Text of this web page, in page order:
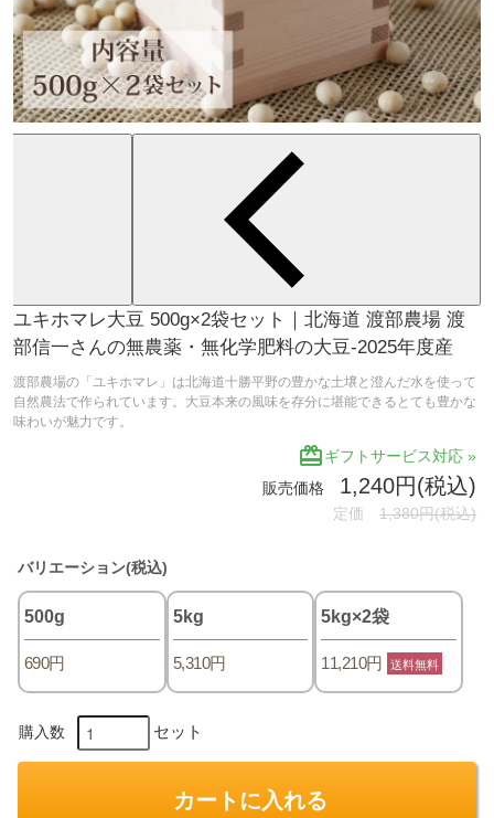
ユキホマレ大豆 500g×2袋セット｜北海道 渡部農場 渡
部信一さんの無農薬・無化学肥料の大豆-2025年度産
渡部農場の「ユキホマレ」は北海道十勝平野の豊かな土壌と澄んだ水を使って
自然農法で作られています。大豆本来の風味を存分に堪能できるとても豊かな
味わいが魅力です。
redeemギフトサービス対応 »
販売価格 1,240円(税込)
定価1,380円(税込)
バリエーション(税込)
500g
690円
5kg
5,310円
5kg×2袋
11,210円 送料無料
購入数 セット
カートに入れる